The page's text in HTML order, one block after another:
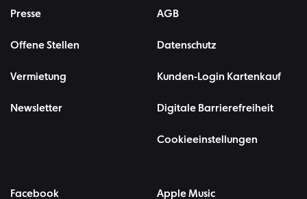
Presse
Offene Stellen
Vermietung
Newsletter
AGB
Datenschutz
Kunden-Login Kartenkauf
Digitale Barrierefreiheit
Cookieeinstellungen
Facebook Apple Music